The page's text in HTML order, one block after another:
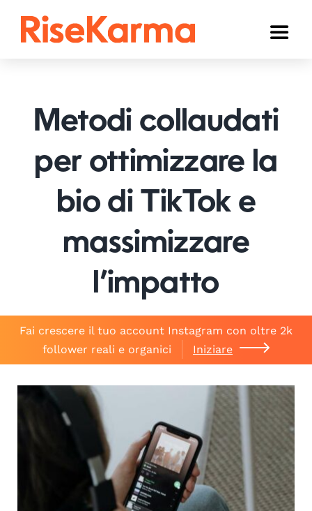
Toggle
TikTok
YouTube
Twitter (𝕏)
Metodi collaudati
per ottimizzare la
bio di TikTok e
massimizzare
l’impatto
Fai crescere il tuo account Instagram con oltre 2k
follower reali e organici
Iniziare